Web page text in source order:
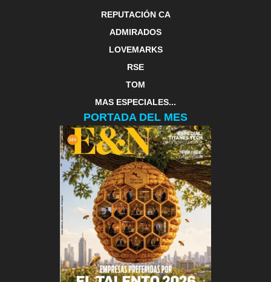
REPUTACIÓN CA
ADMIRADOS
LOVEMARKS
RSE
TOM
MAS ESPECIALES...
PORTADA DEL MES